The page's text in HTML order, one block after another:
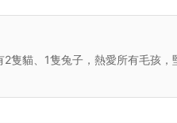
隻貓、1隻兔子，熱愛所有毛孩